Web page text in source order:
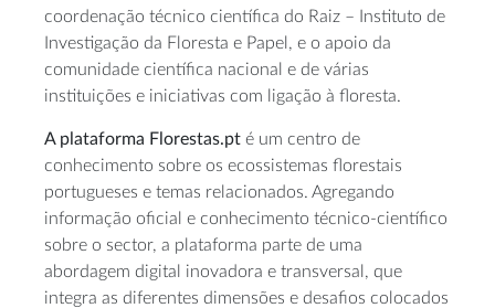
coordenação técnico científica do Raiz – Instituto de
Investigação da Floresta e Papel, e o apoio da
comunidade científica nacional e de várias
instituições e iniciativas com ligação à floresta.
A plataforma Florestas.pt é um centro de
conhecimento sobre os ecossistemas florestais
portugueses e temas relacionados. Agregando
informação oficial e conhecimento técnico-científico
sobre o sector, a plataforma parte de uma
abordagem digital inovadora e transversal, que
integra as diferentes dimensões e desafios colocados